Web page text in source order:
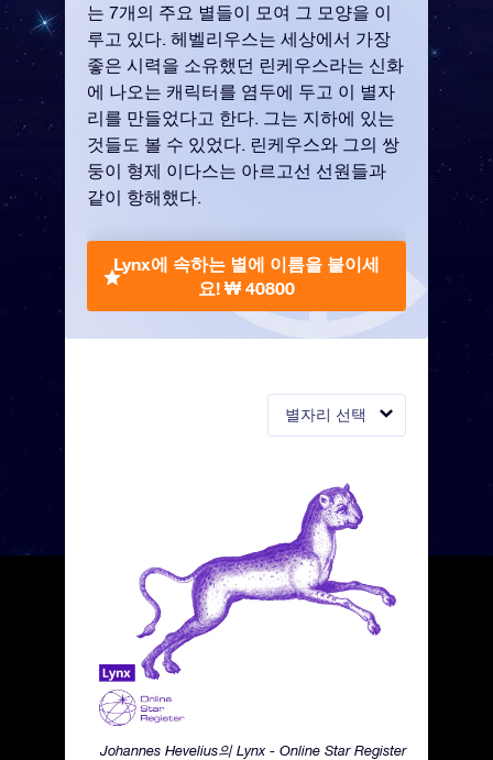
별자리 선택
Johannes Hevelius의 Lynx - Online Star Register
는 7개의 주요 별들이 모여 그 모양을 이
루고 있다. 헤벨리우스는 세상에서 가장
좋은 시력을 소유했던 린케우스라는 신화
에 나오는 캐릭터를 염두에 두고 이 별자
리를 만들었다고 한다. 그는 지하에 있는
것들도 볼 수 있었다. 린케우스와 그의 쌍
둥이 형제 이다스는 아르고선 선원들과
같이 항해했다.
Lynx에 속하는 별에 이름을 붙이세
요! ₩ 40800